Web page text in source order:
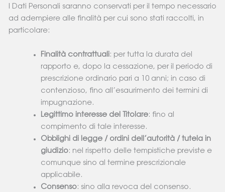
I Dati Personali saranno conservati per il tempo necessario
ad adempiere alle finalità per cui sono stati raccolti, in
particolare:
Finalità contrattuali: per tutta la durata del
rapporto e, dopo la cessazione, per il periodo di
prescrizione ordinario pari a 10 anni; in caso di
contenzioso, fino all’esaurimento dei termini di
impugnazione.
Legittimo interesse del Titolare: fino al
compimento di tale interesse.
Obblighi di legge / ordini dell’autorità / tutela in
giudizio: nel rispetto delle tempistiche previste e
comunque sino al termine prescrizionale
applicabile.
Consenso: sino alla revoca del consenso.